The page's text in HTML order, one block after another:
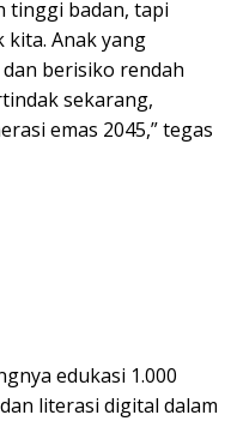
tinggi badan, tapi
kita. Anak yang
berisiko rendah
sekarang,
emas 2045,” tegas
edukasi 1.000
literasi digital dalam